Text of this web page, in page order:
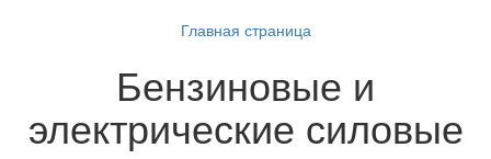
Главная страница
Бензиновые и
электрические силовые